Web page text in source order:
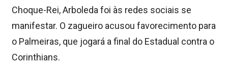
Choque-Rei, Arboleda foi às redes sociais se
manifestar. O zagueiro acusou favorecimento para
o Palmeiras, que jogará a final do Estadual contra o
Corinthians.